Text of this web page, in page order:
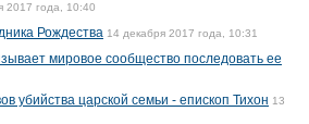
2017 года, 10:40
Рождества 14 декабря 2017 года, 10:31
мировое сообщество последовать ее
убийства царской семьи - епископ Тихон 13